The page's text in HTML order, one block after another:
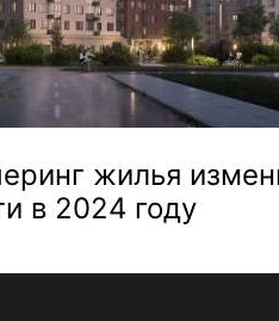
жилья
в 2024 году